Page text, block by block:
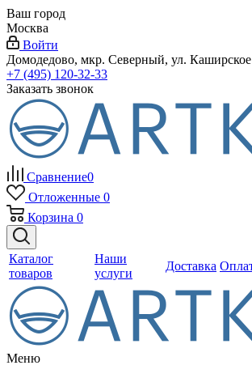
Ваш город
Москва
Войти
Домодедово, мкр. Северный, ул.
+7 (495) 120-32-33
Заказать звонок
Сравнение0
Отложенные 0
Корзина 0
Каталог
товаров
Наши
услуги
Доставка
Меню